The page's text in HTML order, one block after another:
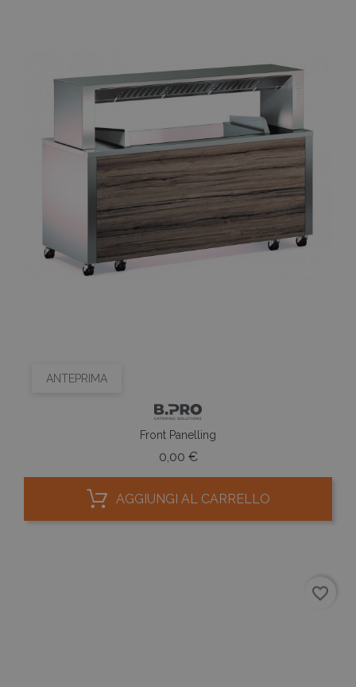
ANTEPRIMA
Front Panelling
0,00 €Prezzo
AGGIUNGI AL CARRELLO
favorite_border